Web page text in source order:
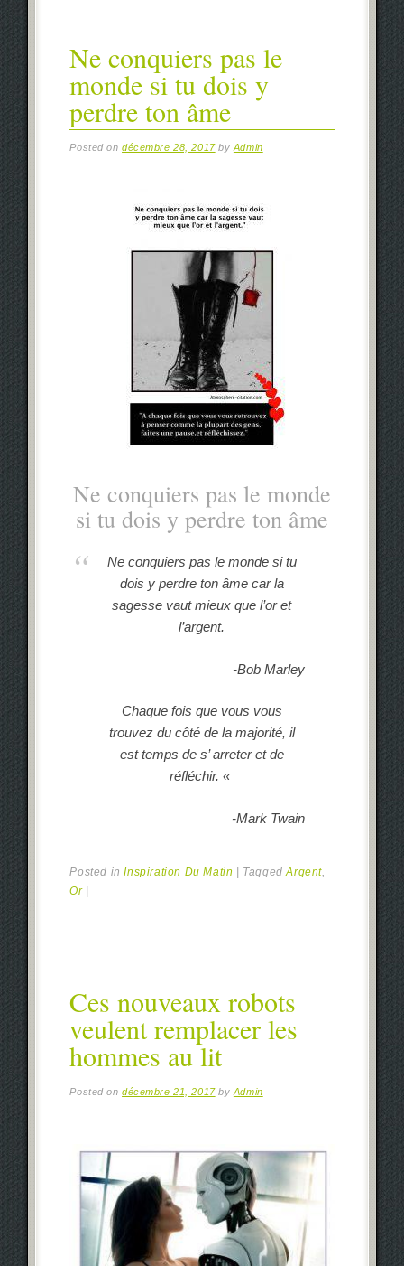
Ne conquiers pas le
monde si tu dois y
perdre ton âme
Posted ondécembre 28, 2017 by Admin
Ne conquiers pas le monde
si tu dois y perdre ton âme
Ne conquiers pas le monde si tu
dois y perdre ton âme car la
sagesse vaut mieux que l’or et
l’argent.
-Bob Marley
Chaque fois que vous vous
trouvezdu côté de la majorité, il
est temps de s’ arreter et de
réfléchir. «
-Mark Twain
Posted inInspiration Du Matin TaggedArgent,
Or
Ces nouveaux robots
veulent remplacer les
hommes au lit
Posted ondécembre 21, 2017 byAdmin